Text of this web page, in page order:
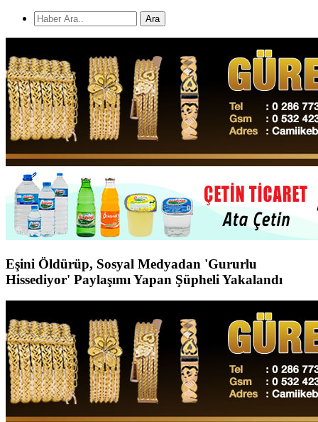
Ara
Eşini Öldürüp, Sosyal Medyadan 'Gururlu
Hissediyor' Paylaşımı Yapan Şüpheli Yakalandı